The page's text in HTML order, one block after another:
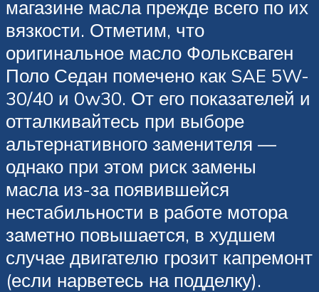
магазине масла прежде всего по их
вязкости. Отметим, что
оригинальное масло Фольксваген
Поло Седан помечено как SAE 5W-
30/40 и 0w30. От его показателей и
отталкивайтесь при выборе
альтернативного заменителя —
однако при этом риск замены
масла из-за появившейся
нестабильности в работе мотора
заметно повышается, в худшем
случае двигателю грозит капремонт
(если нарветесь на подделку).